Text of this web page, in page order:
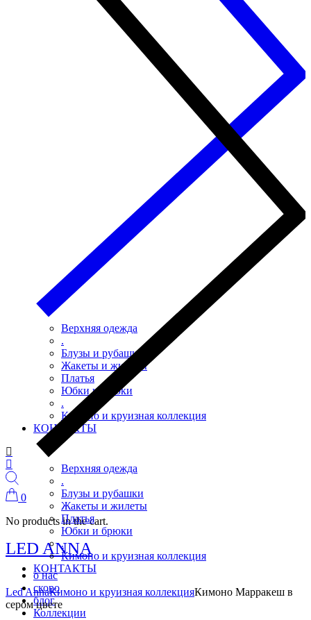
Верхняя одежда
.
Блузы и рубашки
Жакеты и жилеты
Платья
Юбки и брюки
.
Кимоно и круизная коллекция
КОНТАКТЫ
0
No products in the cart.
LED ANNA
о нас
скоро
блог
Коллекции
Верхняя одежда
.
Блузы и рубашки
Жакеты и жилеты
Платья
Юбки и брюки
.
Кимоно и круизная коллекция
КОНТАКТЫ
Led AnnaКимоно и круизная коллекцияКимоно Марракеш в
сером цвете